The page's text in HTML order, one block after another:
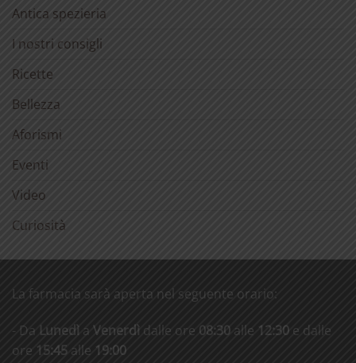
Antica spezieria
I nostri consigli
Ricette
Bellezza
Aforismi
Eventi
Video
Curiosità
La farmacia sarà aperta nel seguente orario:
- Da Lunedì a Venerdì dalle ore 08:30 alle 12:30 e dalle
ore 15:45 alle 19:00